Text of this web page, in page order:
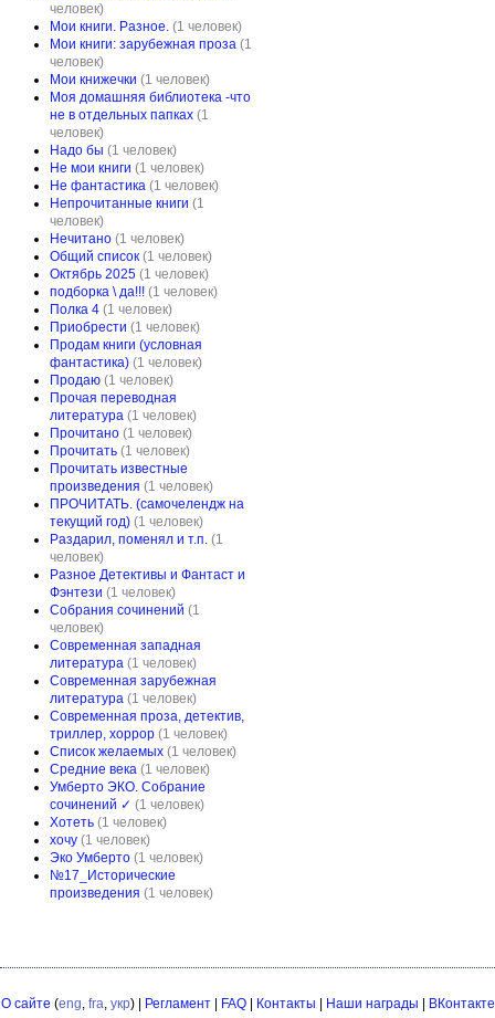
человек)
Мои книги. Разное. (1 человек)
Мои книги: зарубежная проза (1
человек)
Мои книжечки (1 человек)
Моя домашняя библиотека -что
не в отдельных папках (1
человек)
Надо бы (1 человек)
Не мои книги (1 человек)
Не фантастика (1 человек)
Непрочитанные книги (1
человек)
Нечитано (1 человек)
Общий список (1 человек)
Октябрь 2025 (1 человек)
подборка \ да!!! (1 человек)
Полка 4 (1 человек)
Приобрести (1 человек)
Продам книги (условная
фантастика) (1 человек)
Продаю (1 человек)
Прочая переводная
литература (1 человек)
Прочитано (1 человек)
Прочитать (1 человек)
Прочитать известные
произведения (1 человек)
ПРОЧИТАТЬ. (самочелендж на
текущий год) (1 человек)
Раздарил, поменял и т.п. (1
человек)
Разное Детективы и Фантаст и
Фэнтези (1 человек)
Собрания сочинений (1
человек)
Современная западная
литература (1 человек)
Современная зарубежная
литература (1 человек)
Современная проза, детектив,
триллер, хоррор (1 человек)
Список желаемых (1 человек)
Средние века (1 человек)
Умберто ЭКО. Собрание
сочинений ✓ (1 человек)
Хотеть (1 человек)
хочу (1 человек)
Эко Умберто (1 человек)
№17_Исторические
произведения (1 человек)
О сайте (eng, fra, укр) | Регламент| FAQ| Контакты Наши награды ВКонтакте